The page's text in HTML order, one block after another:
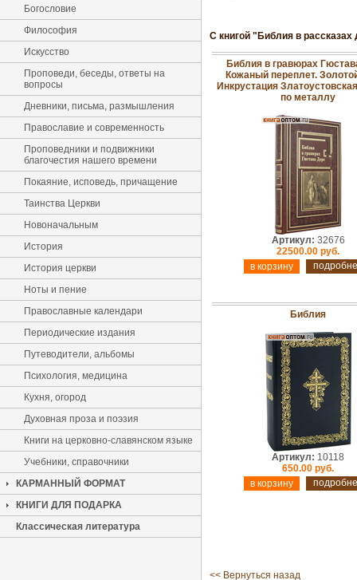
Богословие
Философия
Искусство
Проповеди, беседы, ответы на
вопросы
Дневники, письма, размышления
Православие и современность
Проповедники и подвижники
благочестия нашего времени
Покаяние, исповедь, причащение
Таинства Церкви
Новоначальным
История
История церкви
Ноты и пение
Православные календари
Периодические издания
Путеводители, альбомы
Психология, медицина
Кухня, огород
Духовная проза и поэзия
Книги на церковно-славянском языке
Учебники, справочники
КАРМАННЫЙ ФОРМАТ
КНИГИ ДЛЯ ПОДАРКА
Классическая литература
С книгой "Библия в
Библия в гравюрах
Кожаный переплет.
Инкрустация
по металлу
Артикул: 32676
22500.00 руб.
Библия
Артикул: 10118
650.00 руб.
<< Вернуться назад